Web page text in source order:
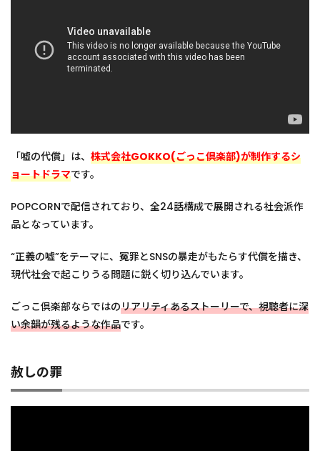
「嘘の代償」は、 株式会社GOKKO(ごっこ倶楽部)が制作するシ
ョートドラマです。
POPCORNで配信されており、全24話構成で展開される社会派作
品となっています。
“正義の嘘”をテーマに、冤罪とSNSの暴走がもたらす代償を描き、
現代社会で起こりうる問題に鋭く切り込んでいます。
ごっこ倶楽部ならではのリアリティあるストーリーで、視聴者に深
い余韻が残るような作品です。
赦しの罪